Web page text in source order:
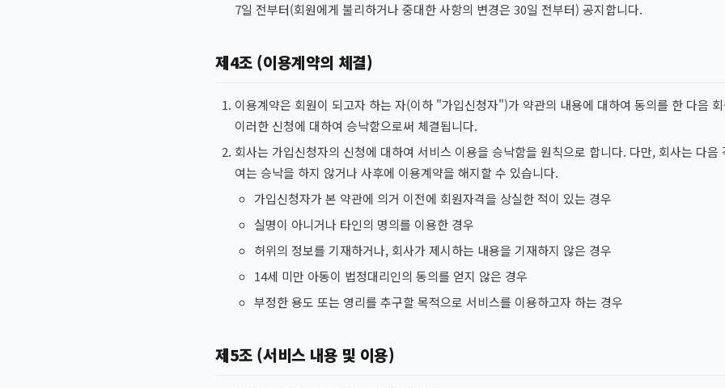
7일 전부터(회원에게 불리하거나 중대한 사항의 변경은 30일 전부터) 공지합니다.
제4조 (이용계약의 체결)
이용계약은 회원이 되고자 하는 자(이하 "가입신청자")가 약관의 내용에 대하여 동의를 한 다음
이러한 신청에 대하여 승낙함으로써 체결됩니다.
회사는 가입신청자의 신청에 대하여 서비스 이용을 승낙함을 원칙으로 합니다. 다만, 회사는 다
여는 승낙을 하지 않거나 사후에 이용계약을 해지할 수 있습니다.
가입신청자가 본 약관에 의거 이전에 회원자격을 상실한 적이 있는 경우
실명이 아니거나 타인의 명의를 이용한 경우
허위의 정보를 기재하거나, 회사가 제시하는 내용을 기재하지 않은 경우
14세 미만 아동이 법정대리인의 동의를 얻지 않은 경우
부정한 용도 또는 영리를 추구할 목적으로 서비스를 이용하고자 하는 경우
제5조 (서비스 내용 및 이용)